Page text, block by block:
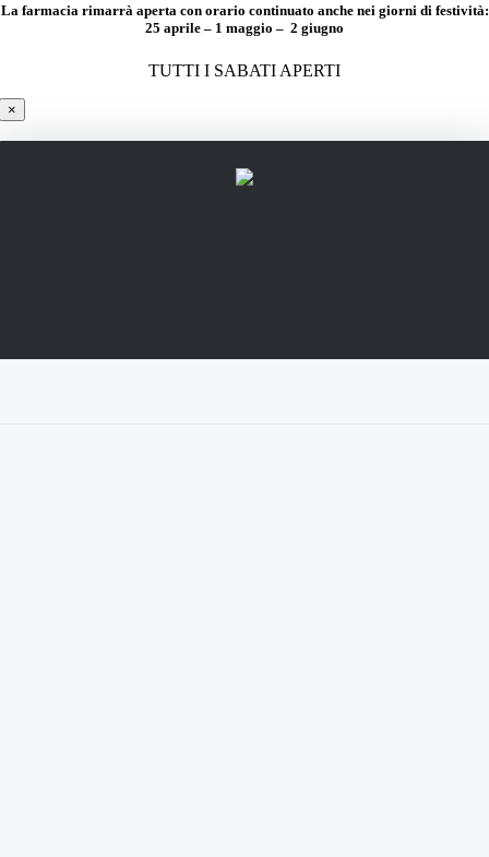
La farmacia rimarrà aperta con orario continuato anche nei giorni di festività:
25 aprile – 1 maggio – 2 giugno
TUTTI I SABATI APERTI
×